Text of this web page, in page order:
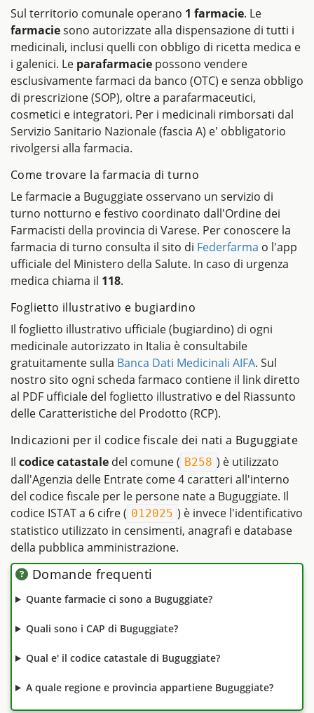
Sul territorio comunale operano 1 farmacie. Le
farmaciesono autorizzate alla dispensazione di tutti i
medicinali, inclusi quelli con obbligo di ricetta medica e
i galenici. Le parafarmacie possono vendere
esclusivamente farmaci da banco (OTC) e senza obbligo
di prescrizione (SOP), oltre a parafarmaceutici,
cosmetici e integratori. Per i medicinali rimborsati dal
Servizio Sanitario Nazionale (fascia A) e' obbligatorio
rivolgersi alla farmacia.
Come trovare la farmacia di turno
Le farmacie a Buguggiate osservano un servizio di
turno notturno e festivo coordinato dall'Ordine dei
Farmacisti della provincia di Varese. Per conoscere la
farmacia di turno consulta il sito di Federfarma o l'app
ufficiale del Ministero della Salute. In caso di urgenza
medica chiama il 118.
Foglietto illustrativo e bugiardino
Il foglietto illustrativo ufficiale (bugiardino) di ogni
medicinale autorizzato in Italia è consultabile
gratuitamente sulla Banca Dati Medicinali AIFA. Sul
nostro sito ogni scheda farmaco contiene il link diretto
al PDF ufficiale del foglietto illustrativo e del Riassunto
delle Caratteristiche del Prodotto (RCP).
Indicazioni per il codice fiscale dei nati a Buguggiate
Il codice catastale del comune ( B258 ) è utilizzato
dall'Agenzia delle Entrate come 4 caratteri all'interno
del codice fiscale per le persone nate a Buguggiate. Il
codice ISTAT a 6 cifre ( 012025 ) è invece l'identificativo
statistico utilizzato in censimenti, anagrafi e database
della pubblica amministrazione.
Domande frequenti
Quante farmacie ci sono a Buguggiate?
Quali sono i CAP di Buguggiate?
Qual e' il codice catastale di Buguggiate?
A quale regione e provincia appartiene Buguggiate?